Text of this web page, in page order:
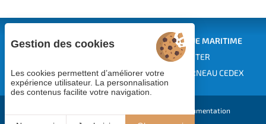
CENTRE EUROPÉEN DE FORMATION CONTINUE MARITIME
EUROPEAN MARITIME TRAINING CENTER
Siège : 1 rue des Pins - BP 229 - 29182 CONCARNEAU CEDEX
Documentation
Gestion des cookies
Les cookies permettent d’améliorer votre
expérience utilisateur. La personnalisation
des contenus facilite votre navigation.